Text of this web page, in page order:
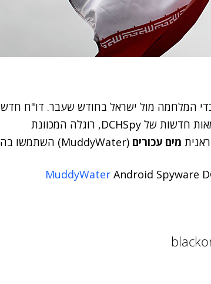
כדי המלחמה מול ישראל בחודש שעבר. דו"ח חדש
חושף ארבע דוגמאות חדשות של DCHSpy, רוגלה המכוונת
מים עכורים (MuddyWater) השתמשו בה.
Android Spyware